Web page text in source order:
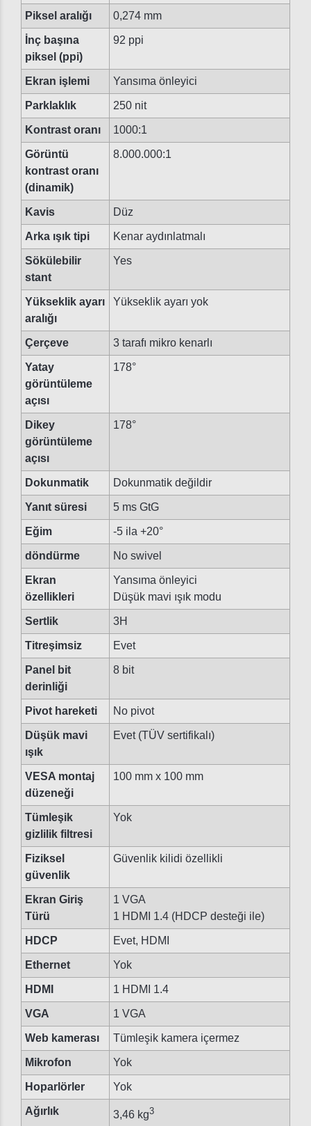
Piksel aralığı 0,274 mm
İnç başına
piksel (ppi)
92 ppi
Ekran işlemi Yansıma önleyici
Parklaklık 250 nit
Kontrast oranı 1000:1
Görüntü
kontrast oranı
(dinamik)
8.000.000:1
Kavis Düz
Arka ışık tipi Kenar aydınlatmalı
Sökülebilir
stant
Yes
Yükseklik ayarı
aralığı
Yükseklik ayarı yok
Çerçeve 3 tarafı mikro kenarlı
Yatay
görüntüleme
açısı
178°
Dikey
görüntüleme
açısı
178°
Dokunmatik Dokunmatik değildir
Yanıt süresi 5 ms GtG
Eğim -5 ila +20°
döndürme No swivel
Ekran
özellikleri
Yansıma önleyici
Düşük mavi ışık modu
Sertlik 3H
Titreşimsiz Evet
Panel bit
derinliği
8 bit
Pivot hareketi No pivot
Düşük mavi
ışık
Evet (TÜV sertifikalı)
VESA montaj
düzeneği
100 mm x 100 mm
Tümleşik
gizlilik filtresi
Yok
Fiziksel
güvenlik
Güvenlik kilidi özellikli
Ekran Giriş
Türü
1 VGA
1 HDMI 1.4 (HDCP desteği ile)
HDCP Evet, HDMI
Ethernet Yok
HDMI 1 HDMI 1.4
VGA 1 VGA
Web kamerası Tümleşik kamera içermez
Mikrofon Yok
Hoparlörler Yok
Ağırlık 3,46 kg3